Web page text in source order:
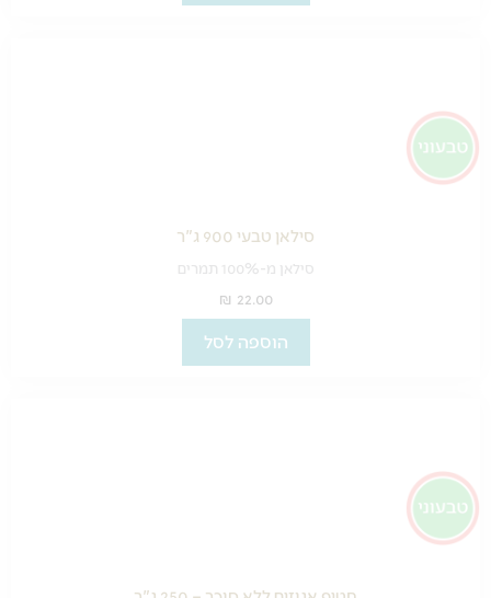
סילאן טבעי 900 ג"ר
סילאן מ-100% תמרים
₪ 22.00
הוספה לסל